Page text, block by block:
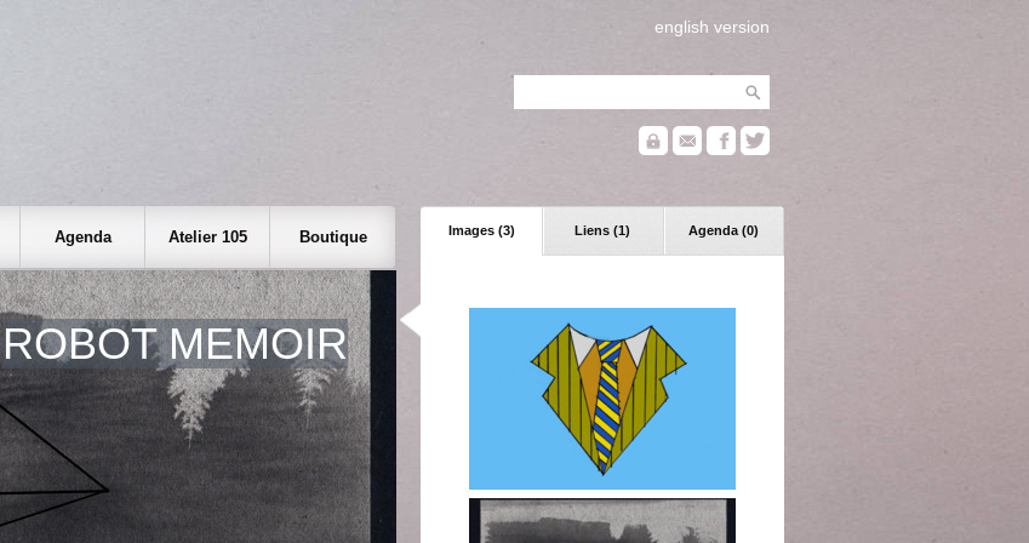
english version
Images (3) Liens (1) Agenda (0)
Agenda Atelier 105 Boutique
ROBOT MEMOIR